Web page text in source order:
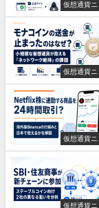
仮想通貨ニ
仮想通貨ニ
仮想通貨ニ
仮想通貨ニ